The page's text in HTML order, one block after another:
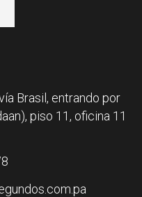
Brasil, entrando por
piso 11, oficina 11